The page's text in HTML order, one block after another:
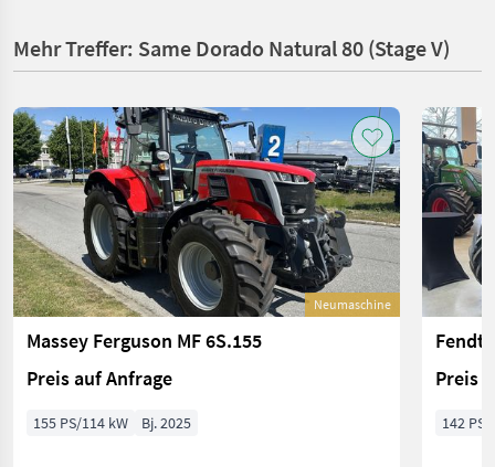
Mehr Treffer: Same Dorado Natural 80 (Stage V)
Neumaschine
Massey Ferguson MF 6S.155
Preis auf Anfrage
155 PS/114 kW Bj. 2025
Fendt
Preis
142